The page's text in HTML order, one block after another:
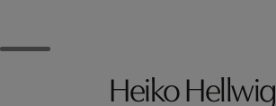
Heiko Hellwig